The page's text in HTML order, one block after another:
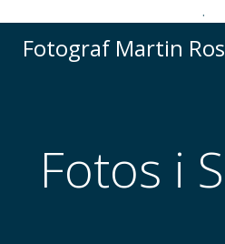
.
til
Fotograf Martin
Fotos i